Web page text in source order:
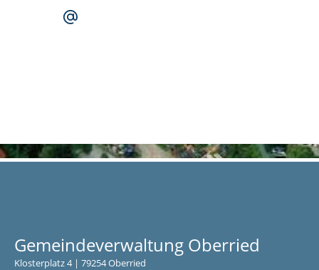
Gemeindeverwaltung Oberried
Klosterplatz 4 | 79254 Oberried